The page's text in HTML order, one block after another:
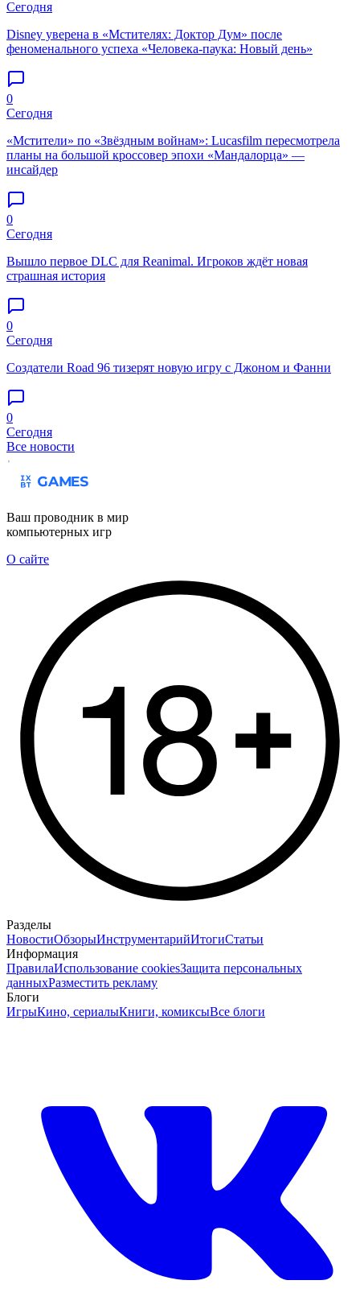
Сегодня
Disney уверена в «Мстителях: Доктор Дум» после
феноменального успеха «Человека-паука: Новый день»
0
Сегодня
«Мстители» по «Звёздным войнам»: Lucasfilm пересмотрела
планы на большой кроссовер эпохи «Мандалорца» —
инсайдер
0
Сегодня
Вышло первое DLC для Reanimal. Игроков ждёт новая
страшная история
0
Сегодня
Создатели Road 96 тизерят новую игру с Джоном и Фанни
0
Сегодня
Все новости
Ваш проводник в мир
компьютерных игр
О сайте
Разделы
НовостиОбзорыИнструментарийИтогиСтатьи
Информация
ПравилаИспользование cookiesЗащита персональных
данныхРазместить рекламу
Блоги
ИгрыКино, сериалыКниги, комиксыВсе блоги